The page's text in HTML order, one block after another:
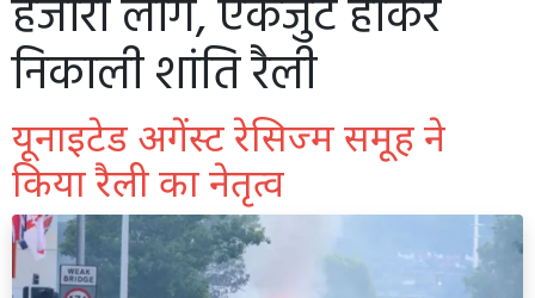
हजारों लोग, एकजुट होकर
निकाली शांति रैली
यूनाइटेड अगेंस्ट रेसिज्म समूह ने
किया रैली का नेतृत्व